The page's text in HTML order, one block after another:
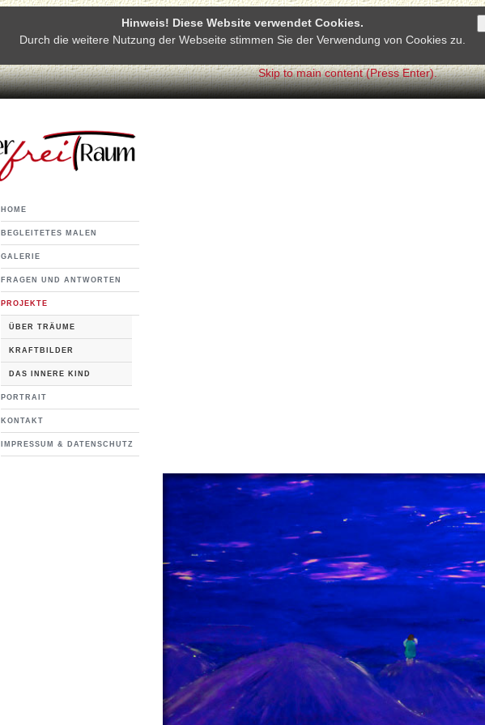
Hinweis! Diese Website verwendet Cookies.
Durch die weitere Nutzung der Webseite stimmen Sie der Verwendung von Cookies zu.
Skip to main content (Press Enter).
HOME
BEGLEITETES MALEN
GALERIE
FRAGEN UND ANTWORTEN
PROJEKTE
ÜBER TRÄUME
KRAFTBILDER
DAS INNERE KIND
PORTRAIT
KONTAKT
IMPRESSUM & DATENSCHUTZ